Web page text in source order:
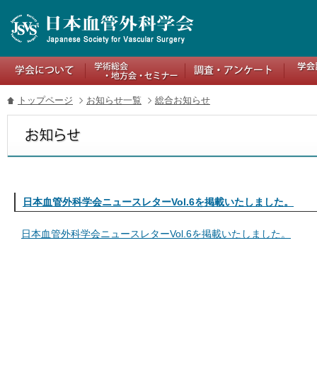
トップページ お知らせ一覧 総合お知らせ
日本血管外科学会ニュースレターVol.6を掲載いたしました。
日本血管外科学会ニュースレターVol.6を掲載いたしました。